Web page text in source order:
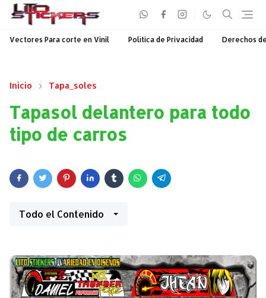
Vectores Para corte en Vinil Política de Privacidad Derechos
Inicio Tapa_soles
Tapasol delantero para todo
tipo de carros
Todo el Contenido